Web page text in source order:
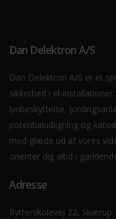
Dan Delektron A/S
Dan Delektron A/S er et
sikkerhed i el-
lynbeskyttelse,
potentialudligning og
med glæde ud af vores
orienter dig altid i
Adresse
Rytterskolevej 22, Skærup